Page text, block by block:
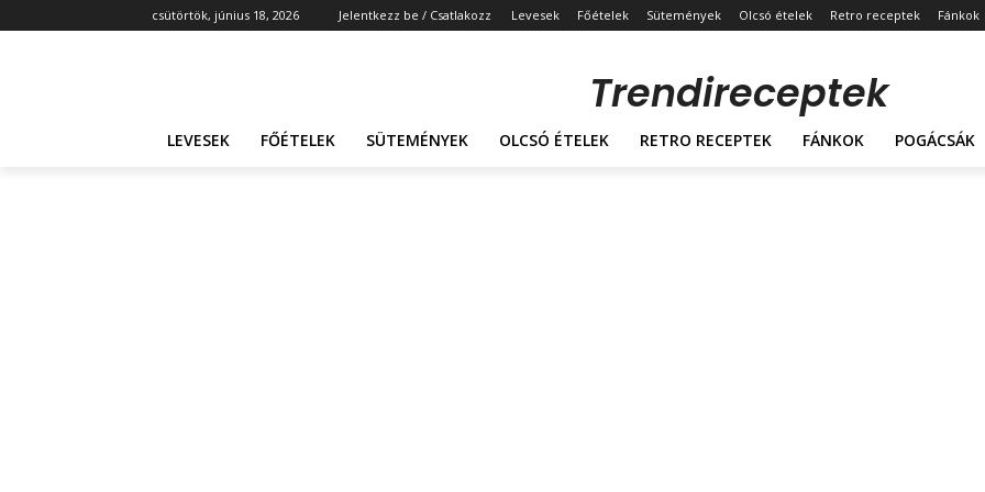
csütörtök, június 18, 2026 Jelentkezz be / Csatlakozz Levesek Főételek Sütemények Olcsó ételek Retro receptek Fánkok
Trendireceptek
LEVESEK FŐÉTELEK SÜTEMÉNYEK OLCSÓ ÉTELEK RETRO RECEPTEK FÁNKOK POGÁCSÁK